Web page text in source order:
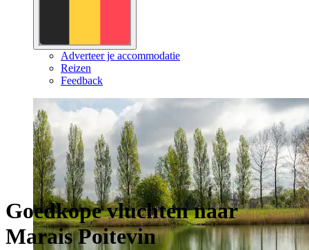
Adverteer je accommodatie
Reizen
Feedback
Goedkope vluchten naar
Marais Poitevin